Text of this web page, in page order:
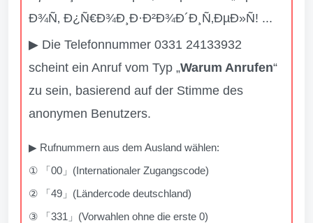
Ð¾Ñ‚ Ð¿Ñ€Ð¾Ð¸Ð·Ð²Ð¾Ð´Ð¸Ñ‚ÐµÐ»Ñ! ...
▶ Die Telefonnummer 0331 24133932
scheint ein Anruf vom Typ „Warum Anrufen“
zu sein, basierend auf der Stimme des
anonymen Benutzers.
▶ Rufnummern aus dem Ausland wählen:
① 「00」(Internationaler Zugangscode)
② 「49」(Ländercode deutschland)
③ 「331」(Vorwahlen ohne die erste 0)